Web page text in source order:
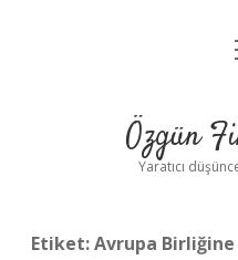
Özgün
Yaratıcı
Etiket:Avrupa